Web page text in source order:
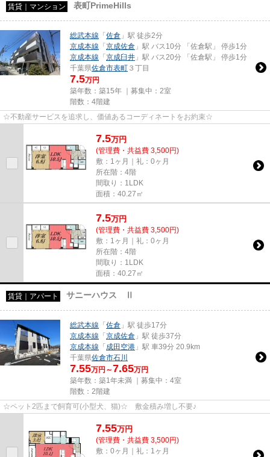
賃貸｜マンション 表町PrimeHills
総武本線 「 佐倉 」駅 徒歩2分
京成本線 「 京成佐倉 」駅 バス10分 「佐倉駅」 停歩1分
京成本線 「 京成臼井 」駅 バス20分 「佐倉駅」 停歩1分
千葉県佐倉市表町 ３丁目
7.5万円
築年数：築15年 ｜募集中： 2室
階数：4階建
☆不動産サービスを追求し、価値あるコーディネートをお約束☆
7.5万円
(管理費・共益費 3,500円)
敷：1ヶ月｜礼：0ヶ月
所在階：4階
間取り：1LDK
面積：40.27㎡
7.5万円
(管理費・共益費 3,500円)
敷：1ヶ月｜礼：0ヶ月
所在階：4階
間取り：1LDK
面積：40.27㎡
賃貸｜アパート サニーハウス Ⅱ
総武本線 「 佐倉 」駅 徒歩17分
京成本線 「 京成佐倉 」駅 徒歩37分
京成本線 「 成田空港 」駅 車39分 20.9km
千葉県佐倉市石川
7.55万円～7.65万円
築年数：築1年未満 ｜募集中： 4室
階数：2階建
☆ペット2匹まで飼育可(小型犬、猫)☆ 敷金積み増し不要♪
7.55万円
(管理費・共益費 3,500円)
敷：0ヶ月｜礼：1ヶ月